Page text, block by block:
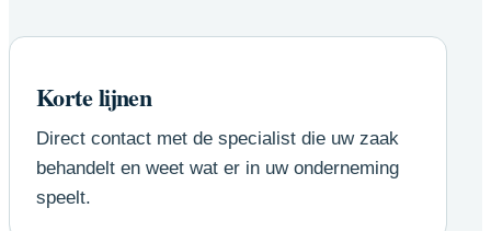
Korte lijnen
Direct contact met de specialist die uw zaak
behandelt en weet wat er in uw onderneming
speelt.